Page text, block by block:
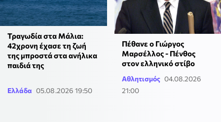
Τραγωδία στα Μάλια:
42χρονη έχασε τη ζωή
της μπροστά στα ανήλικα
παιδιά της
Ελλάδα 05.08.2026 19:50
Πέθανε ο Γιώργος
Μαρσέλλος - Πένθος
στον ελληνικό στίβο
Αθλητισμός 04.08.2026
21:00